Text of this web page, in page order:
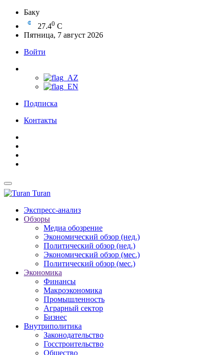
Баку
27.40 C
Пятница, 7 август 2026
Войти
Подписка
Контакты
Turan
Экспресс-анализ
Обзоры
Медиа обозрение
Экономический обзор (нед.)
Политический обзор (нед.)
Экономический обзор (мес.)
Политический обзор (мес.)
Экономика
Финансы
Макроэкономика
Промышленность
Аграрный сектор
Бизнес
Внутриполитика
Законодательство
Госстроительство
Общество